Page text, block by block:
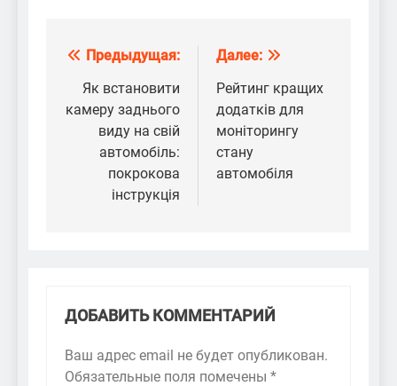
Навигация
по
записям
Предыдущая:
Як встановити
камеру заднього
виду на свій
автомобіль:
покрокова
інструкція
Далее:
Рейтинг кращих
додатків для
моніторингу
стану
автомобіля
ДОБАВИТЬ КОММЕНТАРИЙ
Ваш адрес email не будет опубликован.
Обязательные поля помечены *